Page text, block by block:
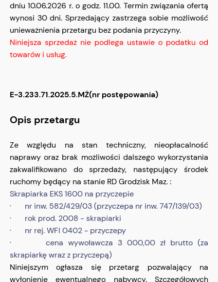
dniu 10.06.2026 r. o godz. 11.00. Termin związania ofertą
wynosi 30 dni. Sprzedający zastrzega sobie możliwość
unieważnienia przetargu bez podania przyczyny.
Niniejsza sprzedaż nie podlega ustawie o podatku od
towarów i usług.
E-3.233.71.2025.5.MŻ(nr postępowania)
Opis przetargu
Ze względu na stan techniczny, nieopłacalność
naprawy oraz brak możliwości dalszego wykorzystania
zakwalifikowano do sprzedaży, następujący środek
ruchomy będący na stanie RD Grodzisk Maz. :
Skrapiarka EKS 1600 na przyczepie
· nr inw. 582/429/03 (przyczepa nr inw. 747/139/03)
· rok prod. 2008 - skrapiarki
· nr rej. WFI 0402 - przyczepy
· cena wywoławcza 3 000,00 zł brutto (za
skrapiarkę wraz z przyczepą)
Niniejszym ogłasza się przetarg pozwalający na
wyłonienie ewentualnego nabywcy. Szczegółowych